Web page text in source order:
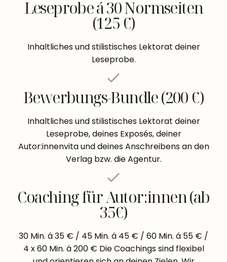
Leseprobe á 30 Normseiten
(125 €)
Inhaltliches und stilistisches Lektorat deiner
Leseprobe.
Bewerbungs-Bundle (200 €)
Inhaltliches und stilistisches Lektorat deiner
Leseprobe, deines Exposés, deiner
Autor:innenvita und deines Anschreibens an den
Verlag bzw. die Agentur.
Coaching für Autor:innen (ab
35€)
30 Min. á 35 € / 45 Min. á 45 € / 60 Min. á 55 € /
4 x 60 Min. á 200 € Die Coachings sind flexibel